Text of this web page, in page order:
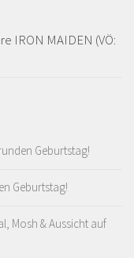
IRON MAIDEN (VÖ:
Geburtstag!
Geburtstag!
Mosh & Aussicht auf